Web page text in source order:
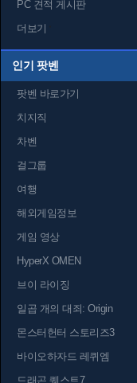
PC 견적 게시판
더보기
인기 팟벤
팟벤 바로가기
치지직
차벤
걸그룹
여행
해외게임정보
게임 영상
HyperX OMEN
브이 라이징
일곱 개의 대죄: Origin
몬스터헌터 스토리즈3
바이오하자드 레퀴엠
드래곤 퀘스트7